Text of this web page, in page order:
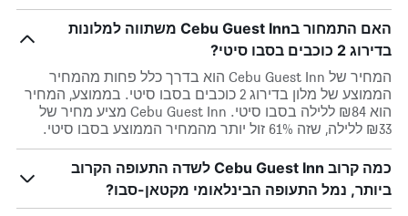
האם התמחור בCebu Guest Inn משתווה למלונות
בדירוג 2 כוכבים בסבו סיטי?
המחיר של Cebu Guest Inn הוא בדרך כלל פחות מהמחיר
הממוצע של מלון בדירוג 2 כוכבים בסבו סיטי. בממוצע, המחיר
הוא ₪84 ללילה בסבו סיטי. Cebu Guest Inn מציע מחיר של
₪33 ללילה, שזה 61% זול יותר מהמחיר הממוצע בסבו סיטי.
כמה קרוב Cebu Guest Inn לשדה התעופה הקרוב
ביותר, נמל התעופה הבינלאומי מקטאן-סבו?